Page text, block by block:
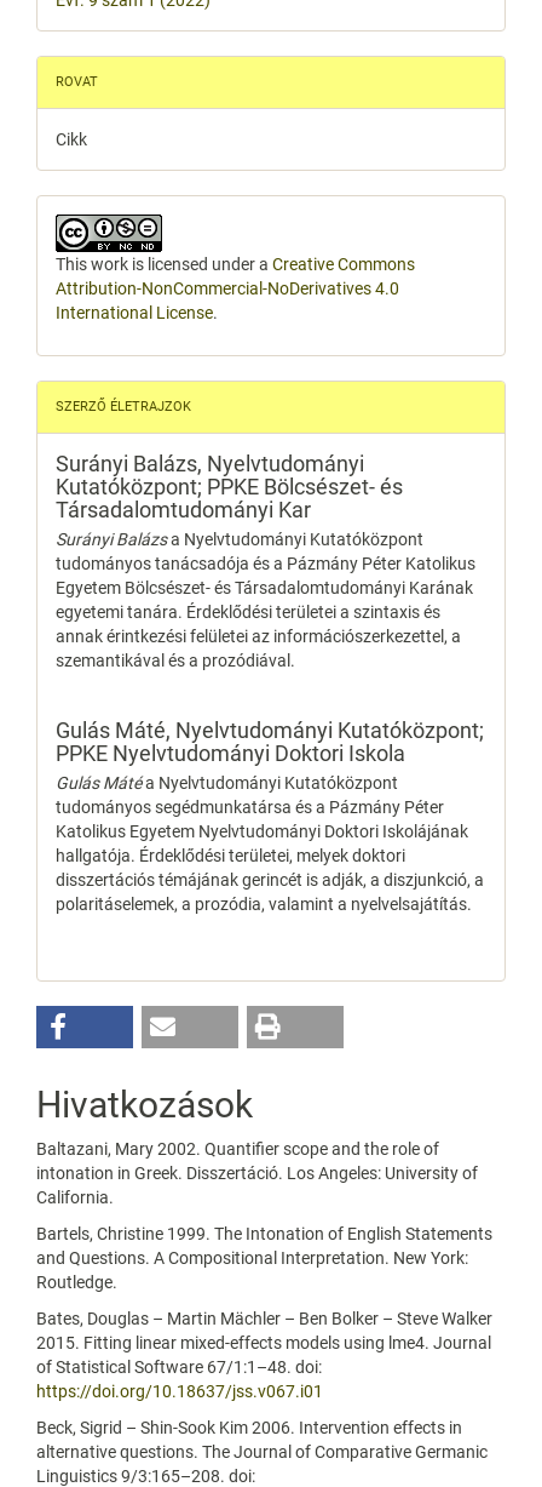
ROVAT
Cikk
This work is licensed under a Creative Commons
Attribution-NonCommercial-NoDerivatives 4.0
International License.
SZERZŐ ÉLETRAJZOK
Surányi Balázs, Nyelvtudományi
Kutatóközpont; PPKE Bölcsészet- és
Társadalomtudományi Kar
Surányi Balázsa Nyelvtudományi Kutatóközpont
tudományos tanácsadója és a Pázmány Péter Katolikus
Egyetem Bölcsészet- és Társadalomtudományi Karának
egyetemi tanára. Érdeklődési területei a szintaxis és
annak érintkezési felületei az információszerkezettel, a
szemantikával és a prozódiával.
Gulás Máté, Nyelvtudományi Kutatóközpont;
PPKE Nyelvtudományi Doktori Iskola
Gulás Mátéa Nyelvtudományi Kutatóközpont
tudományos segédmunkatársa és a Pázmány Péter
Katolikus Egyetem Nyelvtudományi Doktori Iskolájának
hallgatója. Érdeklődési területei, melyek doktori
disszertációs témájának gerincét is adják, a diszjunkció, a
polaritáselemek, a prozódia, valamint a nyelvelsajátítás.
Hivatkozások
Baltazani, Mary 2002. Quantifier scope and the role of
intonation in Greek. Disszertáció. Los Angeles: University of
California.
Bartels, Christine 1999. The Intonation of English Statements
and Questions. A Compositional Interpretation. New York:
Routledge.
Bates, Douglas – Martin Mächler – Ben Bolker – Steve Walker
2015. Fitting linear mixed-effects models using lme4. Journal
of Statistical Software 67/1:1–48. doi:
https://doi.org/10.18637/jss.v067.i01
Beck, Sigrid – Shin-Sook Kim 2006. Intervention effects in
alternative questions. The Journal of Comparative Germanic
Linguistics 9/3:165–208. doi: